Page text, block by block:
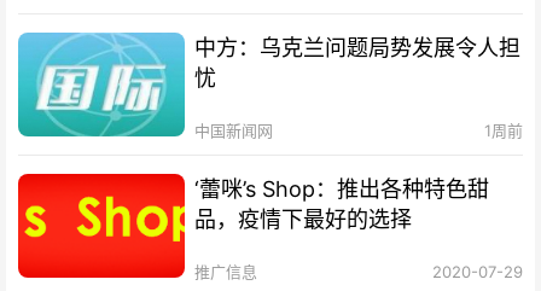
中方：乌克兰问题局势发展令人担
忧
中国新闻网 1周前
‘蕾咪’s Shop：推出各种特色甜
品，疫情下最好的选择
推广信息 2020-07-29